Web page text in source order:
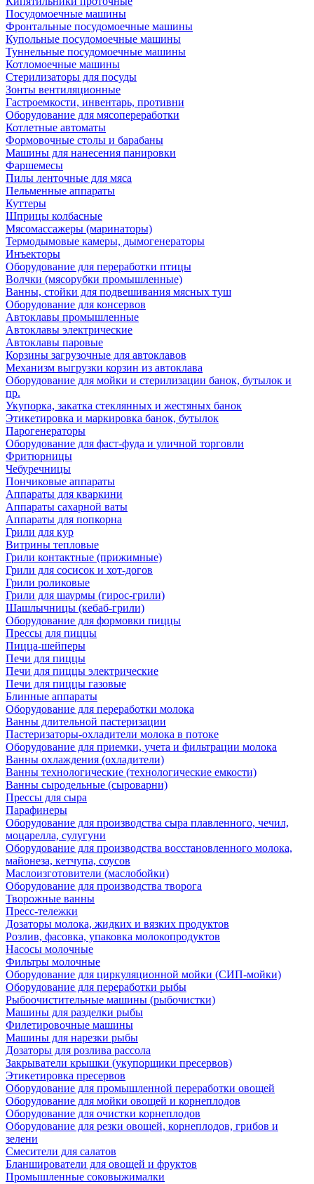
Посудомоечные машины
Фронтальные посудомоечные машины
Купольные посудомоечные машины
Туннельные посудомоечные машины
Котломоечные машины
Стерилизаторы для посуды
Зонты вентиляционные
Гастроемкости, инвентарь, противни
Оборудование для мясопереработки
Котлетные автоматы
Формовочные столы и барабаны
Машины для нанесения панировки
Фаршемесы
Пилы ленточные для мяса
Пельменные аппараты
Куттеры
Шприцы колбасные
Мясомассажеры (маринаторы)
Термодымовые камеры, дымогенераторы
Инъекторы
Оборудование для переработки птицы
Волчки (мясорубки промышленные)
Ванны, стойки для подвешивания мясных туш
Оборудование для консервов
Автоклавы промышленные
Автоклавы электрические
Автоклавы паровые
Корзины загрузочные для автоклавов
Механизм выгрузки корзин из автоклава
Оборудование для мойки и стерилизации банок, бутылок и
пр.
Укупорка, закатка стеклянных и жестяных банок
Этикетировка и маркировка банок, бутылок
Парогенераторы
Оборудование для фаст-фуда и уличной торговли
Фритюрницы
Чебуречницы
Пончиковые аппараты
Аппараты для кваркини
Аппараты сахарной ваты
Аппараты для попкорна
Грили для кур
Витрины тепловые
Грили контактные (прижимные)
Грили для сосисок и хот-догов
Грили роликовые
Грили для шаурмы (гирос-грили)
Шашлычницы (кебаб-грили)
Оборудование для формовки пиццы
Прессы для пиццы
Пицца-шейперы
Печи для пиццы
Печи для пиццы электрические
Печи для пиццы газовые
Блинные аппараты
Оборудование для переработки молока
Ванны длительной пастеризации
Пастеризаторы-охладители молока в потоке
Оборудование для приемки, учета и фильтрации молока
Ванны охлаждения (охладители)
Ванны технологические (технологические емкости)
Ванны сыродельные (сыроварни)
Прессы для сыра
Парафинеры
Оборудование для производства сыра плавленного, чечил,
моцарелла, сулугуни
Оборудование для производства восстановленного молока,
майонеза, кетчупа, соусов
Маслоизготовители (маслобойки)
Оборудование для производства творога
Творожные ванны
Пресс-тележки
Дозаторы молока, жидких и вязких продуктов
Розлив, фасовка, упаковка молокопродуктов
Насосы молочные
Фильтры молочные
Оборудование для циркуляционной мойки (СИП-мойки)
Оборудование для переработки рыбы
Рыбоочистительные машины (рыбочистки)
Машины для разделки рыбы
Филетировочные машины
Машины для нарезки рыбы
Дозаторы для розлива рассола
Закрыватели крышки (укупорщики пресервов)
Этикетировка пресервов
Оборудование для промышленной переработки овощей
Оборудование для мойки овощей и корнеплодов
Оборудование для очистки корнеплодов
Оборудование для резки овощей, корнеплодов, грибов и
зелени
Смесители для салатов
Бланширователи для овощей и фруктов
Промышленные соковыжималки